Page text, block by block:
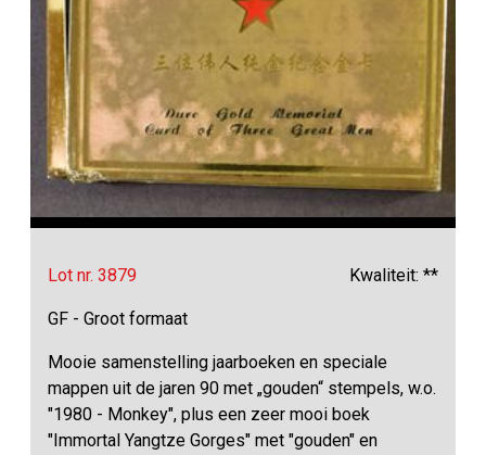
Lot nr. 3879 Kwaliteit: **
GF - Groot formaat
Mooie samenstelling jaarboeken en speciale
mappen uit de jaren 90 met „gouden“ stempels, w.o.
"1980 - Monkey", plus een zeer mooi boek
"Immortal Yangtze Gorges" met "gouden" en